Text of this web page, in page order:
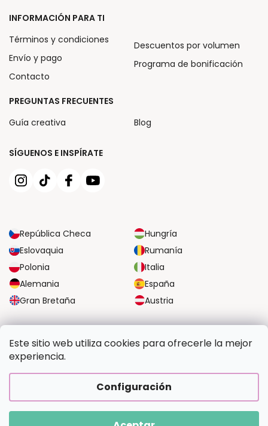
Este sitio web utiliza cookies para ofrecerle la mejor
experiencia.
Configuración
SÍGUENOS E INSPÍRATE
República Checa
Hungría
Eslovaquia
Rumanía
Polonia
Italia
Alemania
España
Gran Bretaña
Austria
INFORMACIÓN PARA TI
Términos y condiciones
Envío y pago
Contacto
Descuentos por volumen
Programa de bonificación
PREGUNTAS FRECUENTES
Guía creativa
Blog
OPCIONES SEGURAS DE PAGO